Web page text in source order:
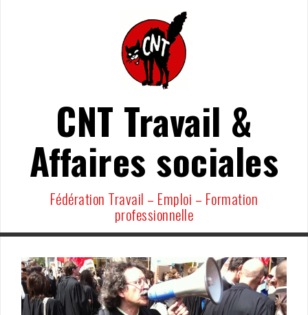
CNT Travail &
Affaires sociales
Fédération Travail – Emploi – Formation
professionnelle